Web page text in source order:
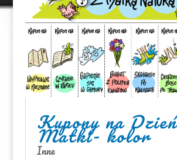
Kupony na Dzień
Matki- kolor
Inne